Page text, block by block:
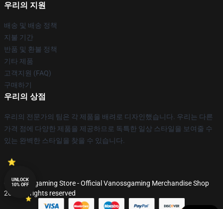
우리의 지원
배송 및 배송 정책
지불 기간
반품 및 환불 정책
기타 제품
고객지원 (FAQ)
구매하기
우리의 상점
우리의 전문가의 팀은 각 제품을 배려로 디자인했습니다. 우리는 다른
가격 점에 다양한 제품을 제공하므로 독특한 일상 스타일을 보여줄 수
있는 완벽한 스타일을 찾을 수 있습니다.
© Vanossgaming Store - Official Vanossgaming Merchandise Shop
2026 all rights reserved
UNLOCK
10% OFF